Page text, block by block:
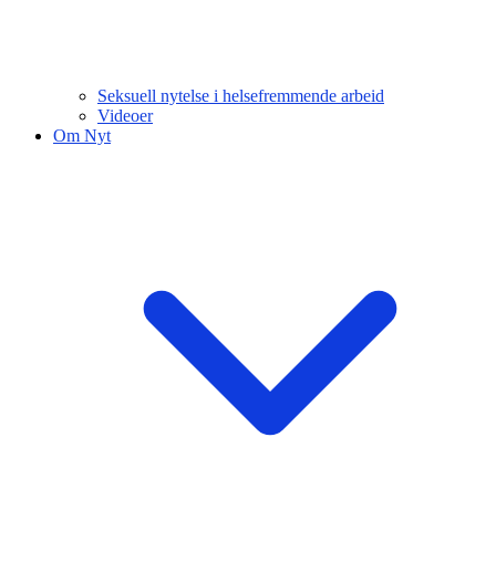
Seksuell nytelse i helsefremmende arbeid
Videoer
Om Nyt